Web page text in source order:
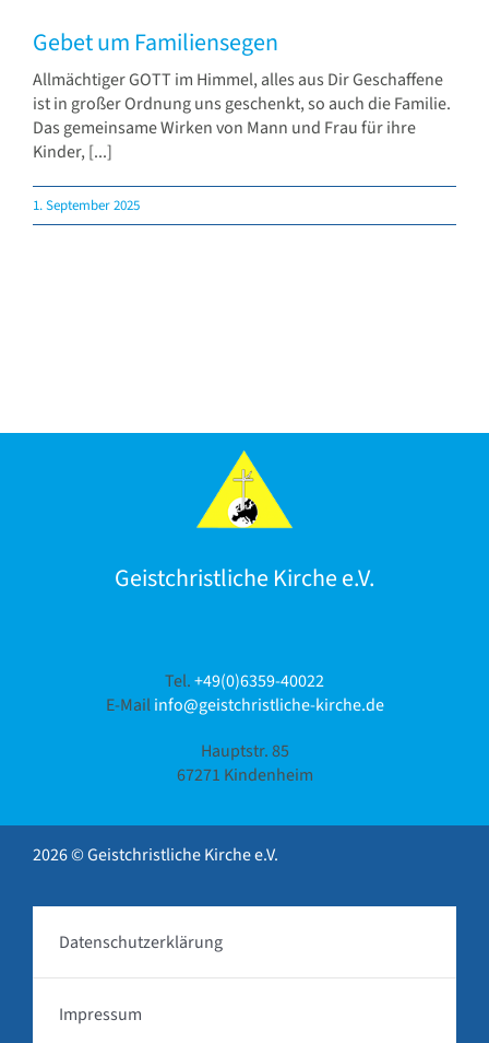
Gebet um Familiensegen
Allmächtiger GOTT im Himmel, alles aus Dir Geschaffene
ist in großer Ordnung uns geschenkt, so auch die Familie.
Das gemeinsame Wirken von Mann und Frau für ihre
Kinder, [...]
1. September 2025
Geistchristliche Kirche e.V.
Tel.+49(0)6359-40022
E-Mailinfo@geistchristliche-kirche.de
Hauptstr. 85
67271 Kindenheim
2026 © Geistchristliche Kirche e.V.
Datenschutzerklärung
Impressum